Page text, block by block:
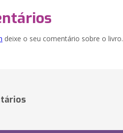
deixe o seu comentário sobre o livro.